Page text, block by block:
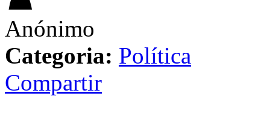
Anónimo
Categoria: Política
Compartir